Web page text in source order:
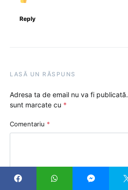
Reply
LASĂ UN RĂSPUNS
Adresa ta de email nu va fi publicată.
sunt marcate cu *
Comentariu *